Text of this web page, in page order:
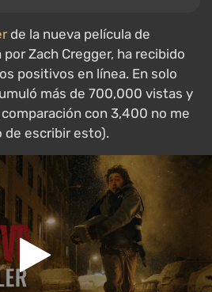
de la nueva película de
Zach Cregger, ha recibido
positivos en línea. En solo
más de 700,000 vistas y
con 3,400 no me
escribir esto).